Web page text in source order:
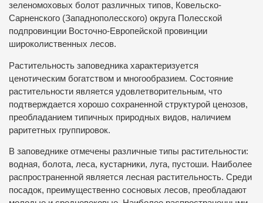
зеленомоховых болот различных типов, Ковельско-
Сарненского (Западнополесского) округа Полесской
подпровинции Восточно-Европейской провинции
широколиственных лесов.
Растительность заповедника характеризуется
ценотическим богатством и многообразием. Состояние
растительности является удовлетворительным, что
подтверждается хорошо сохраненной структурой ценозов,
преобладанием типичных природных видов, наличием
раритетных группировок.
В заповеднике отмечены различные типы растительности:
водная, болота, леса, кустарники, луга, пустоши. Наиболее
распространенной является лесная растительность. Среди
посадок, преимущественно сосновых лесов, преобладают